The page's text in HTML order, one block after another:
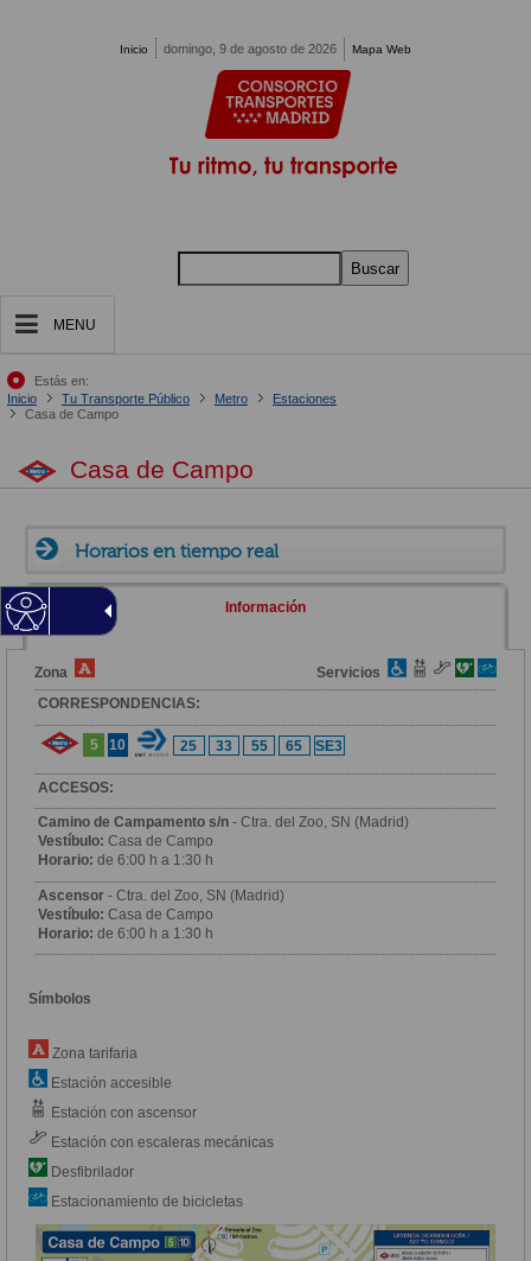
Inicio domingo, 9 de agosto de 2026 Mapa Web
Buscar
MENU
Estás en:
Inicio
Tu Transporte Público Metro
Estaciones
Casa de Campo
Casa de Campo
Horarios en tiempo real
Información
Zona
Servicios
CORRESPONDENCIAS:
5 10 25 33 55 65 SE3
ACCESOS:
Camino de Campamento s/n - Ctra. del Zoo, SN (Madrid)
Vestíbulo: Casa de Campo
Horario: de 6:00 h a 1:30 h
Ascensor - Ctra. del Zoo, SN (Madrid)
Vestíbulo: Casa de Campo
Horario: de 6:00 h a 1:30 h
Símbolos
Zona tarifaria
Estación accesible
Estación con ascensor
Estación con escaleras mecánicas
Desfibrilador
Estacionamiento de bicicletas